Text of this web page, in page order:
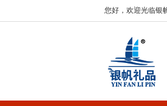
您好，欢迎光临银